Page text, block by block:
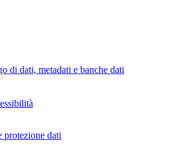
di dati, metadati e banche dati
protezione dati